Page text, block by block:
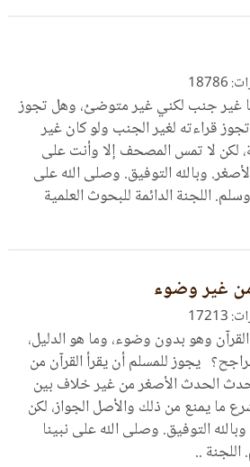
غير جنب لكني غير متوضئ، وهل تجوز
قراءته لغير الجنب ولو كان غير
لكن لا تمس المصحف إلا وأنت على
وبالله التوفيق. وصلى الله على
اللجنة الدائمة للبحوث العلمية
من غير وضوء
وهو بدون وضوء، وما هو الدليل،
يجوز للمسلم أن يقرأ القرآن من
الحدث الأصغر من غير خلاف بين
ما يمنع من ذلك والأصل الجواز، لكن
التوفيق. وصلى الله على نبينا
..